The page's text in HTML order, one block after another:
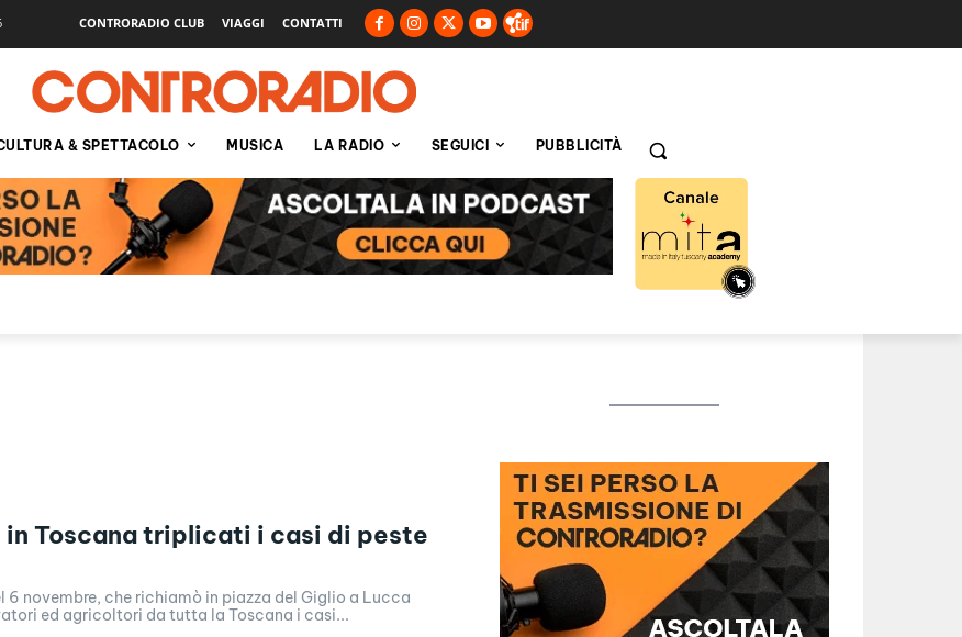
CONTRORADIO CLUB VIAGGI CONTATTI
& SPETTACOLO MUSICA LA RADIO SEGUICI PUBBLICITÀ
Toscana triplicati i casi di peste
6 novembre, che richiamò in piazza del Giglio a Lucca
ed agricoltori da tutta la Toscana i casi...